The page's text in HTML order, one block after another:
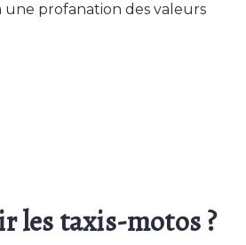
une profanation des valeurs
les taxis-motos ?